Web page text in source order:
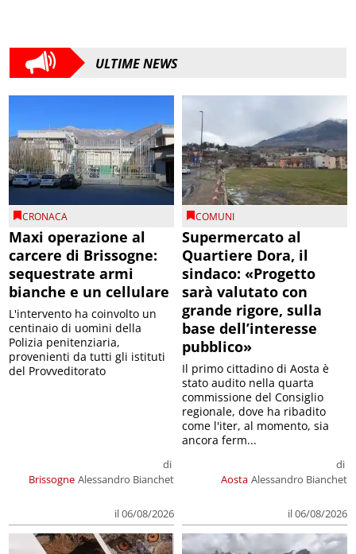
ULTIME NEWS
CRONACA
Maxi operazione al
carcere di Brissogne:
sequestrate armi
bianche e un cellulare
Brissogne
di
Alessandro Bianchet
il 06/08/2026
L'intervento ha coinvolto un
centinaio di uomini della
Polizia penitenziaria,
provenienti da tutti gli istituti
del Provveditorato
COMUNI
Supermercato al
Quartiere Dora, il
sindaco: «Progetto
sarà valutato con
grande rigore, sulla
base dell’interesse
pubblico»
Aosta
di
Alessandro Bianchet
il 06/08/2026
Il primo cittadino di Aosta è
stato audito nella quarta
commissione del Consiglio
regionale, dove ha ribadito
come l'iter, al momento, sia
ancora ferm...